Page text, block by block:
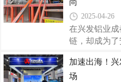
代化
湖州基地，海
在建设中。
《财富》世
业国有、民
到整个企业
一新，兴发铝
2025-04-26
在兴发铝业
链，却成为
从个体习惯到
不仅塑造了公
加速出海！
场